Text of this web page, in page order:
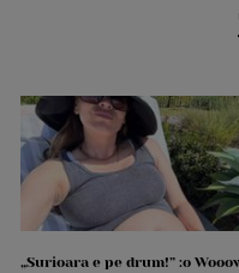
„Surioara e pe drum!” :o